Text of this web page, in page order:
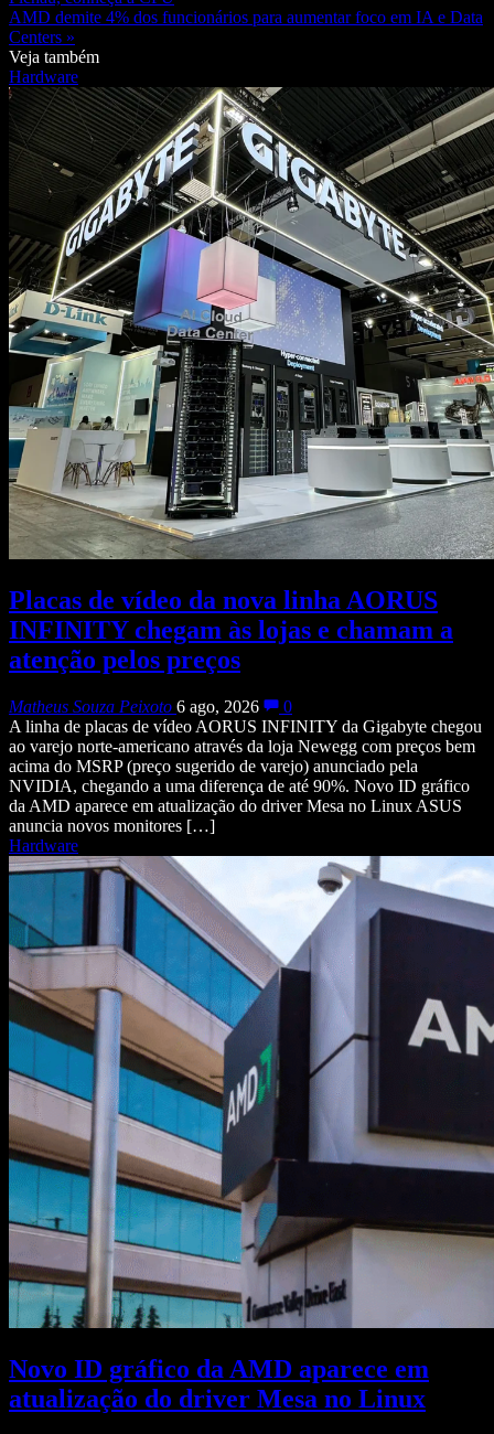
AMD demite 4% dos funcionários para aumentar foco em IA e Data
Centers »
Veja também
Hardware
Placas de vídeo da nova linha AORUS
INFINITY chegam às lojas e chamam a
atenção pelos preços
Matheus Souza Peixoto 6 ago, 2026
0
A linha de placas de vídeo AORUS INFINITY da Gigabyte chegou
ao varejo norte-americano através da loja Newegg com preços bem
acima do MSRP (preço sugerido de varejo) anunciado pela
NVIDIA, chegando a uma diferença de até 90%. Novo ID gráfico
da AMD aparece em atualização do driver Mesa no Linux ASUS
anuncia novos monitores […]
Hardware
Novo ID gráfico da AMD aparece em
atualização do driver Mesa no Linux